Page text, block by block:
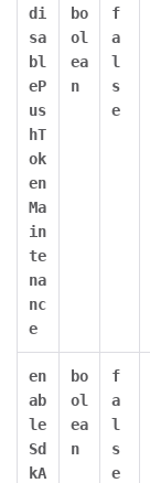
di
sa
bl
eP
us
hT
ok
en
Ma
in
te
na
nc
e
bo
ol
ea
n
f
a
l
s
e
en
ab
le
Sd
kA
bo
ol
ea
n
f
a
l
s
e